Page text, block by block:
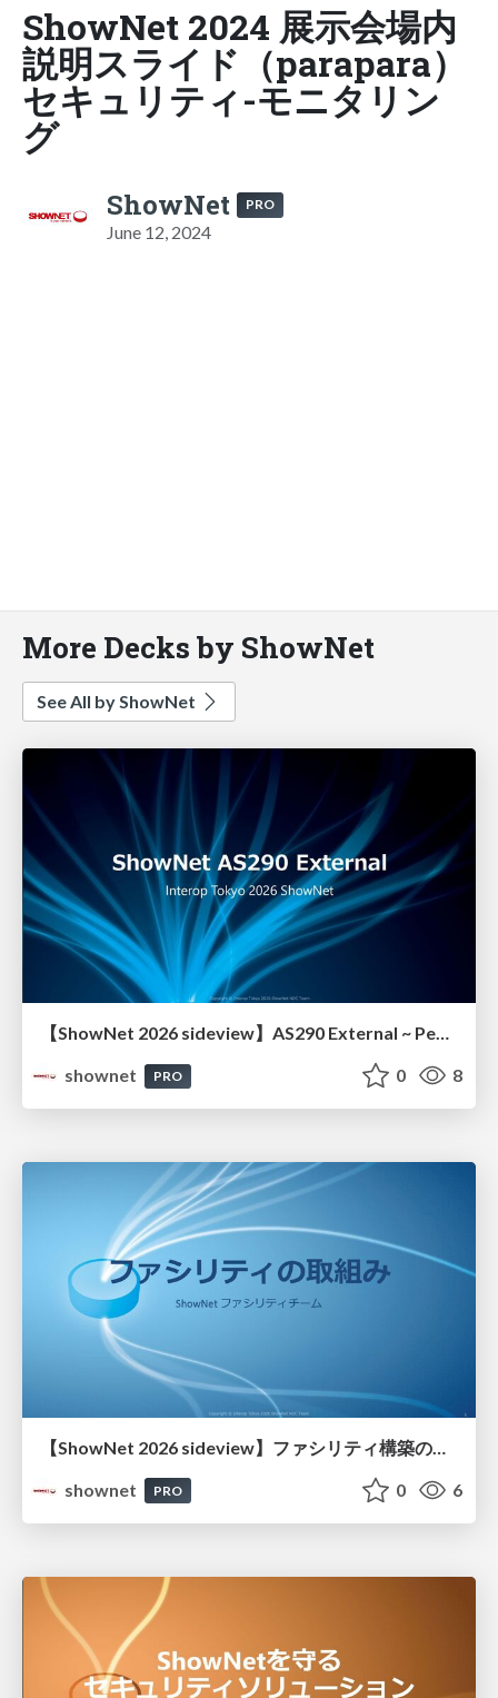
ShowNet 2024 展示会場内
説明スライド（parapara）
セキュリティ-モニタリン
グ
ShowNet PRO
June 12, 2024
More Decks by ShowNet
See All by ShowNet
【ShowNet 2026 sideview】AS290 External ~ Peering自動化・DDoS対策~
shownet
PRO 0 8
shownet
PRO 0 6